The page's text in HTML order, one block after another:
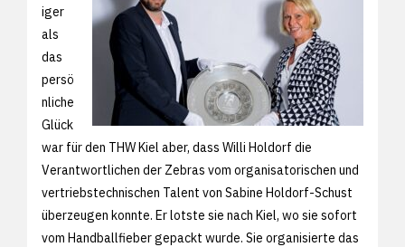
iger
als
das
persö
nliche
Glück
war für den THW Kiel aber, dass Willi Holdorf die
Verantwortlichen der Zebras vom organisatorischen und
vertriebstechnischen Talent von Sabine Holdorf-Schust
überzeugen konnte. Er lotste sie nach Kiel, wo sie sofort
vom Handballfieber gepackt wurde. Sie organisierte das